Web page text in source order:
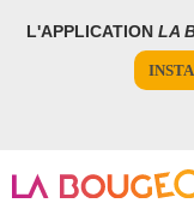
L'APPLICATION LA
Votre